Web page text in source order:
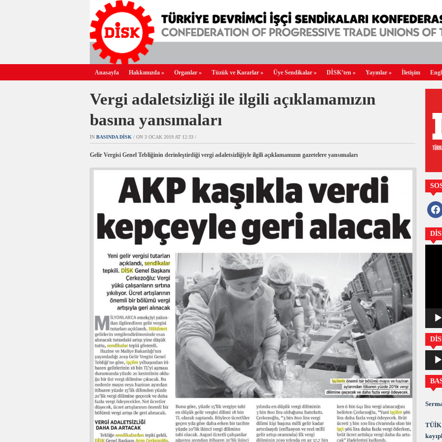
Anasayfa Hakkımızda » Organlar » Tüzük ve Kararlar » Üye Sendikalar » DİSK’ten » Yayınlar » İletişim
Vergi adaletsizliği ile ilgili açıklamamızın
basına yansımaları
IN BASINDA DİSK / ON 3 OCAK 2019 AT 12:33 /
Gelir Vergisi Genel Tebliğinin derinleştirdiği vergi adaletsizliğiyle ilgili açıklamamızın gazetelere yansımaları
oynatıcı
TÜİK